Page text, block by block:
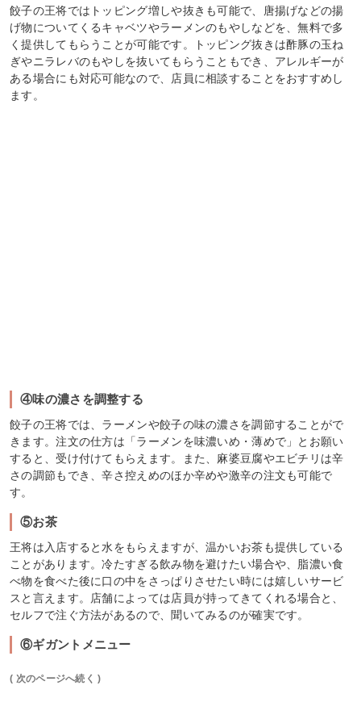
餃子の王将ではトッピング増しや抜きも可能で、唐揚げなどの揚
げ物についてくるキャベツやラーメンのもやしなどを、無料で多
く提供してもらうことが可能です。トッピング抜きは酢豚の玉ね
ぎやニラレバのもやしを抜いてもらうこともでき、アレルギーが
ある場合にも対応可能なので、店員に相談することをおすすめし
ます。
④味の濃さを調整する
餃子の王将では、ラーメンや餃子の味の濃さを調節することがで
きます。注文の仕方は「ラーメンを味濃いめ・薄めで」とお願い
すると、受け付けてもらえます。また、麻婆豆腐やエビチリは辛
さの調節もでき、辛さ控えめのほか辛めや激辛の注文も可能で
す。
⑤お茶
王将は入店すると水をもらえますが、温かいお茶も提供している
ことがあります。冷たすぎる飲み物を避けたい場合や、脂濃い食
べ物を食べた後に口の中をさっぱりさせたい時には嬉しいサービ
スと言えます。店舗によっては店員が持ってきてくれる場合と、
セルフで注ぐ方法があるので、聞いてみるのが確実です。
⑥ギガントメニュー
( 次のページへ続く )